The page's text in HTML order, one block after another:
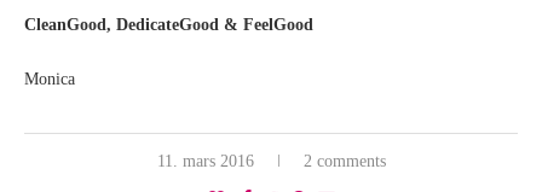
CleanGood, DedicateGood & FeelGood
Monica
11. mars 2016 2 comments